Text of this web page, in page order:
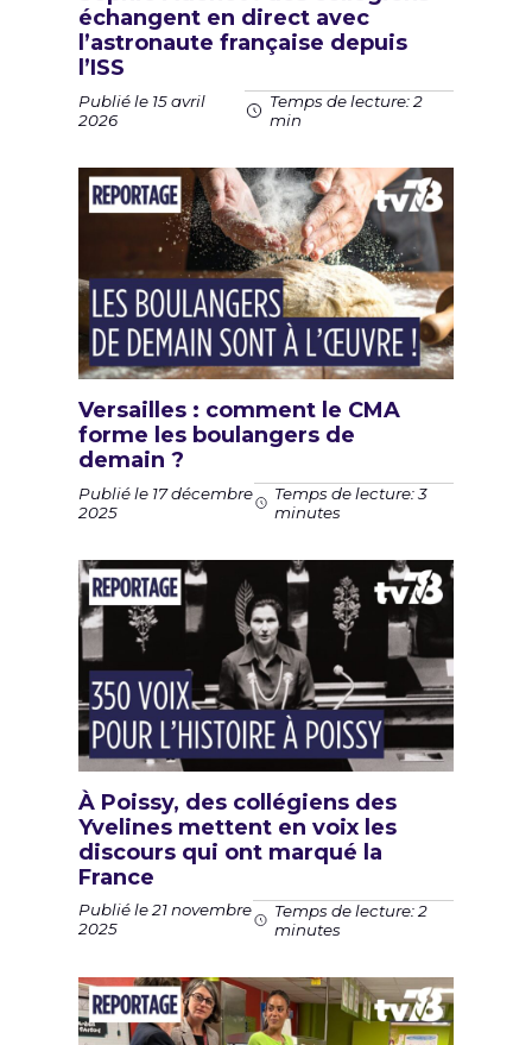
échangent en direct avec
l’astronaute française depuis
l’ISS
Publié le 15 avril
2026
Temps de lecture: 2
min
Versailles : comment le CMA
forme les boulangers de
demain ?
Publié le 17 décembre
2025
Temps de lecture: 3
minutes
À Poissy, des collégiens des
Yvelines mettent en voix les
discours qui ont marqué la
France
Publié le 21 novembre
2025
Temps de lecture: 2
minutes